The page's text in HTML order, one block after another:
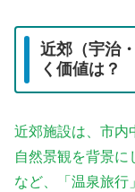
近郊（宇治
く価値は？
近郊施設は、市内
自然景観を背景に
など、「温泉旅行